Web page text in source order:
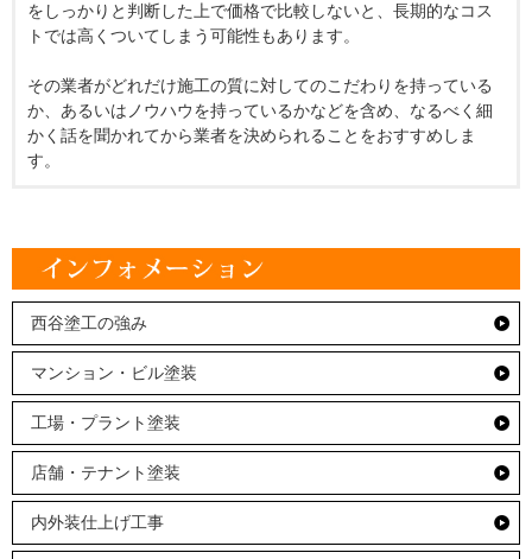
をしっかりと判断した上で価格で比較しないと、長期的なコス
トでは高くついてしまう可能性もあります。
その業者がどれだけ施工の質に対してのこだわりを持っている
か、あるいはノウハウを持っているかなどを含め、なるべく細
かく話を聞かれてから業者を決められることをおすすめしま
す。
西谷塗工の強み
マンション・ビル塗装
工場・プラント塗装
店舗・テナント塗装
内外装仕上げ工事